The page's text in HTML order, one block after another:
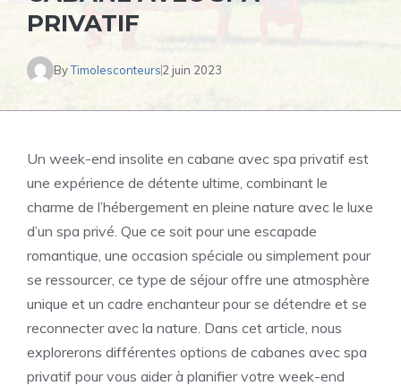
PRIVATIF
ByTimolesconteurs2 juin 2023
Un week-end insolite en cabane avec spa privatif est
une expérience de détente ultime, combinant le
charme de l’hébergement en pleine nature avec le luxe
d’un spa privé. Que ce soit pour une escapade
romantique, une occasion spéciale ou simplement pour
se ressourcer, ce type de séjour offre une atmosphère
unique et un cadre enchanteur pour se détendre et se
reconnecter avec la nature. Dans cet article, nous
explorerons différentes options de cabanes avec spa
privatif pour vous aider à planifier votre week-end